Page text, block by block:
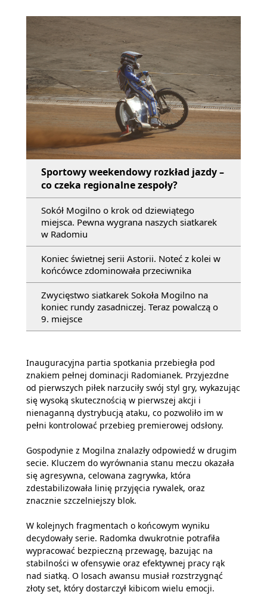
Sportowy weekendowy rozkład jazdy –
co czeka regionalne zespoły?
Sokół Mogilno o krok od dziewiątego
miejsca. Pewna wygrana naszych siatkarek
w Radomiu
Koniec świetnej serii Astorii. Noteć z kolei w
końcówce zdominowała przeciwnika
Zwycięstwo siatkarek Sokoła Mogilno na
koniec rundy zasadniczej. Teraz powalczą o
9. miejsce
Inauguracyjna partia spotkania przebiegła pod
znakiem pełnej dominacji Radomianek. Przyjezdne
od pierwszych piłek narzuciły swój styl gry, wykazując
się wysoką skutecznością w pierwszej akcji i
nienaganną dystrybucją ataku, co pozwoliło im w
pełni kontrolować przebieg premierowej odsłony.
Gospodynie z Mogilna znalazły odpowiedź w drugim
secie. Kluczem do wyrównania stanu meczu okazała
się agresywna, celowana zagrywka, która
zdestabilizowała linię przyjęcia rywalek, oraz
znacznie szczelniejszy blok.
W kolejnych fragmentach o końcowym wyniku
decydowały serie. Radomka dwukrotnie potrafiła
wypracować bezpieczną przewagę, bazując na
stabilności w ofensywie oraz efektywnej pracy rąk
nad siatką. O losach awansu musiał rozstrzygnąć
złoty set, który dostarczył kibicom wielu emocji.